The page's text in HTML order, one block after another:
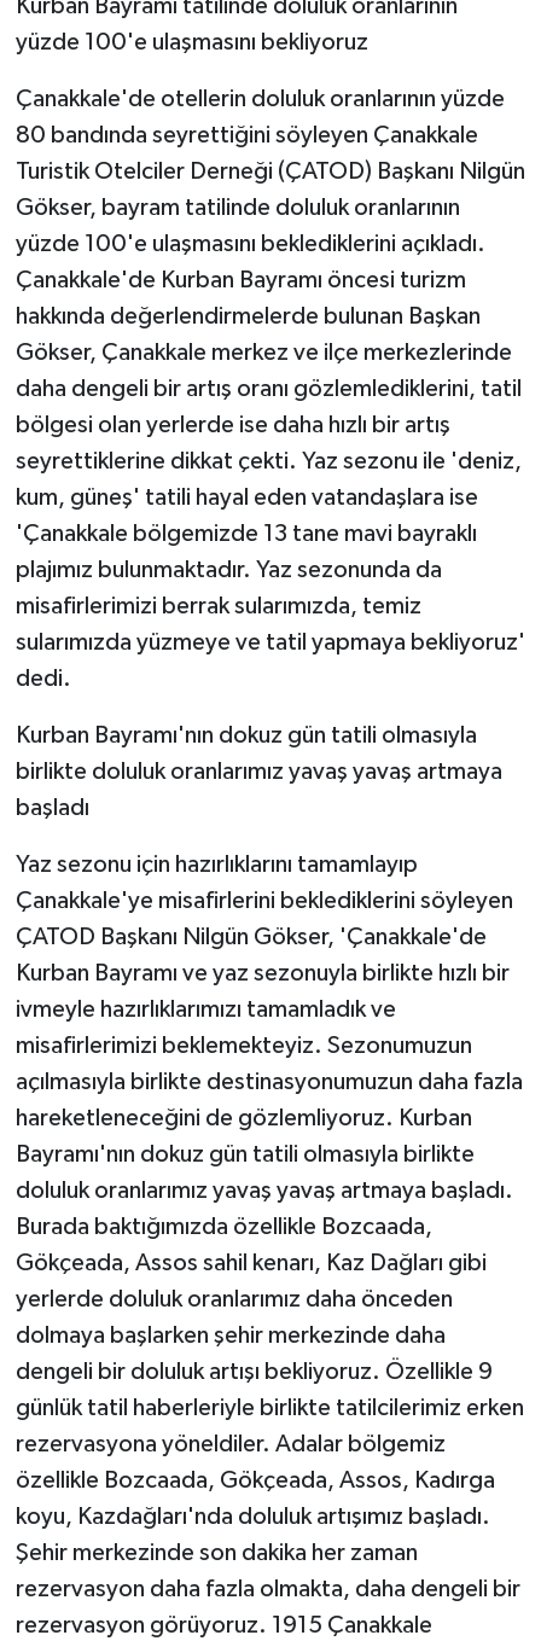
Kurban Bayramı tatilinde doluluk oranlarının
yüzde 100'e ulaşmasını bekliyoruz
Çanakkale'de otellerin doluluk oranlarının yüzde
80 bandında seyrettiğini söyleyen Çanakkale
Turistik Otelciler Derneği (ÇATOD) Başkanı Nilgün
Gökser, bayram tatilinde doluluk oranlarının
yüzde 100'e ulaşmasını beklediklerini açıkladı.
Çanakkale'de Kurban Bayramı öncesi turizm
hakkında değerlendirmelerde bulunan Başkan
Gökser, Çanakkale merkez ve ilçe merkezlerinde
daha dengeli bir artış oranı gözlemlediklerini, tatil
bölgesi olan yerlerde ise daha hızlı bir artış
seyrettiklerine dikkat çekti. Yaz sezonu ile 'deniz,
kum, güneş' tatili hayal eden vatandaşlara ise
'Çanakkale bölgemizde 13 tane mavi bayraklı
plajımız bulunmaktadır. Yaz sezonunda da
misafirlerimizi berrak sularımızda, temiz
sularımızda yüzmeye ve tatil yapmaya bekliyoruz'
dedi.
Kurban Bayramı'nın dokuz gün tatili olmasıyla
birlikte doluluk oranlarımız yavaş yavaş artmaya
başladı
Yaz sezonu için hazırlıklarını tamamlayıp
Çanakkale'ye misafirlerini beklediklerini söyleyen
ÇATOD Başkanı Nilgün Gökser, 'Çanakkale'de
Kurban Bayramı ve yaz sezonuyla birlikte hızlı bir
ivmeyle hazırlıklarımızı tamamladık ve
misafirlerimizi beklemekteyiz. Sezonumuzun
açılmasıyla birlikte destinasyonumuzun daha fazla
hareketleneceğini de gözlemliyoruz. Kurban
Bayramı'nın dokuz gün tatili olmasıyla birlikte
doluluk oranlarımız yavaş yavaş artmaya başladı.
Burada baktığımızda özellikle Bozcaada,
Gökçeada, Assos sahil kenarı, Kaz Dağları gibi
yerlerde doluluk oranlarımız daha önceden
dolmaya başlarken şehir merkezinde daha
dengeli bir doluluk artışı bekliyoruz. Özellikle 9
günlük tatil haberleriyle birlikte tatilcilerimiz erken
rezervasyona yöneldiler. Adalar bölgemiz
özellikle Bozcaada, Gökçeada, Assos, Kadırga
koyu, Kazdağları'nda doluluk artışımız başladı.
Şehir merkezinde son dakika her zaman
rezervasyon daha fazla olmakta, daha dengeli bir
rezervasyon görüyoruz. 1915 Çanakkale